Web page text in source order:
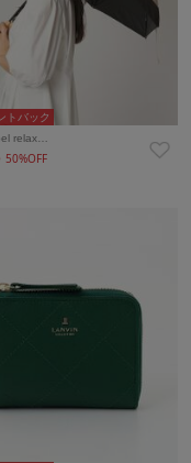
トバック
relax…
50%OFF